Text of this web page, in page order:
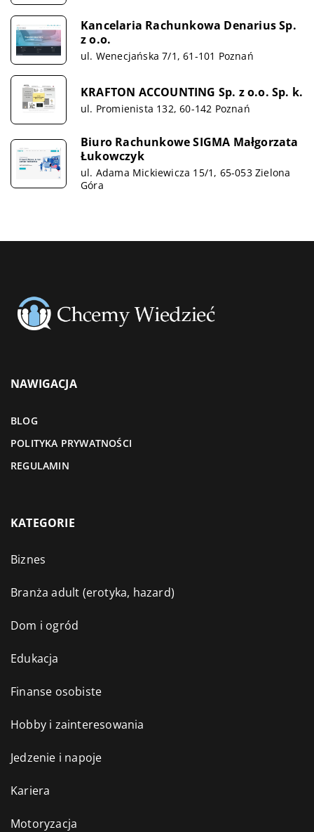
Kancelaria Rachunkowa Denarius Sp.
z o.o.
ul. Wenecjańska 7/1, 61-101 Poznań
KRAFTON ACCOUNTING Sp. z o.o. Sp. k.
ul. Promienista 132, 60-142 Poznań
Biuro Rachunkowe SIGMA Małgorzata
Łukowczyk
ul. Adama Mickiewicza 15/1, 65-053 Zielona
Góra
NAWIGACJA
BLOG
POLITYKA PRYWATNOŚCI
REGULAMIN
KATEGORIE
Biznes
Branża adult (erotyka, hazard)
Dom i ogród
Edukacja
Finanse osobiste
Hobby i zainteresowania
Jedzenie i napoje
Kariera
Motoryzacja